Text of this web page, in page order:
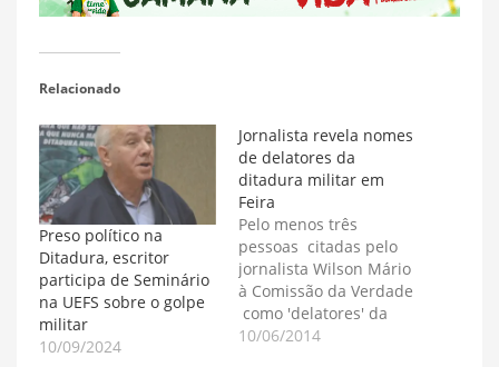
Relacionado
Preso político na
Ditadura, escritor
participa de Seminário
na UEFS sobre o golpe
militar
10/09/2024
Jornalista revela nomes
de delatores da
ditadura militar em
Feira
Pelo menos três
pessoas citadas pelo
jornalista Wilson Mário
à Comissão da Verdade
como 'delatores' da
ditadura militar em
10/06/2014